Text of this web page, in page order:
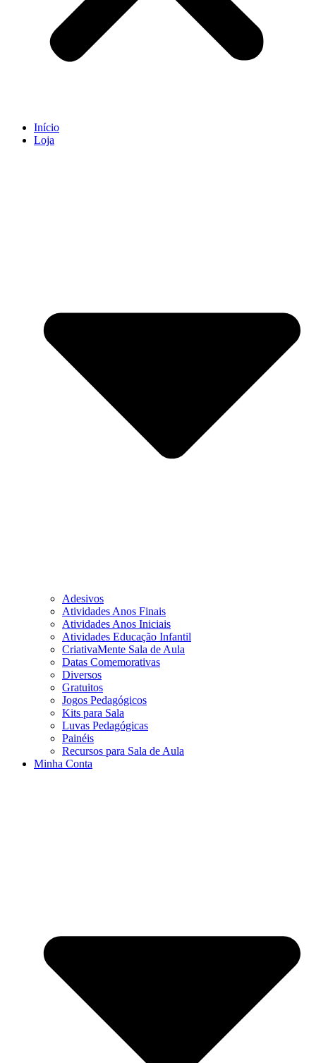
Início
Loja
Adesivos
Atividades Anos Finais
Atividades Anos Iniciais
Atividades Educação Infantil
CriativaMente Sala de Aula
Datas Comemorativas
Diversos
Gratuitos
Jogos Pedagógicos
Kits para Sala
Luvas Pedagógicas
Painéis
Recursos para Sala de Aula
Minha Conta